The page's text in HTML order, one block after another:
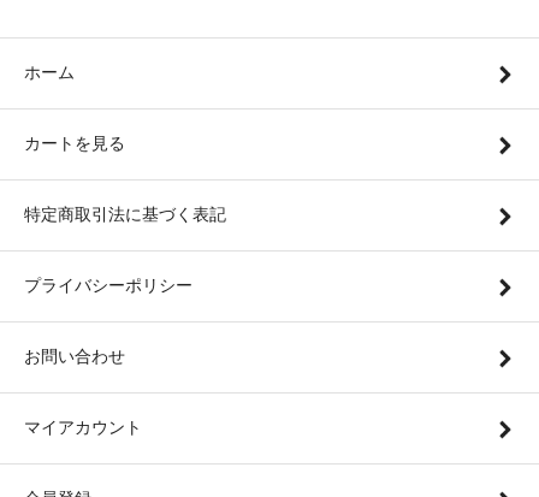
ホーム
カートを見る
特定商取引法に基づく表記
プライバシーポリシー
お問い合わせ
マイアカウント